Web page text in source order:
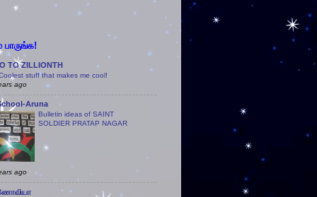
பாருங்க!
TO ZILLIONTH
stuff that makes me cool!
ago
Aruna
Bulletin ideas of SAINT
SOLDIER PRATAP NAGAR
ago